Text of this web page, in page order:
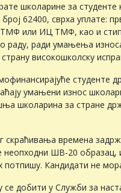
школарине за студенте
62400, сврха уплате:
ТМФ или ИЦ ТМФ, као и
раду, ради умањења
страну високошколску
студенте
умањени износ
школарина за стране
скраћивања времена
неопходни ШВ-20 образац,
потпишу. Кандидати не
добити у Служби за